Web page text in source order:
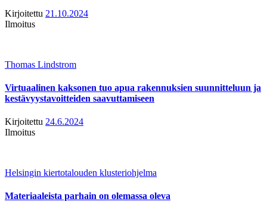
Kirjoitettu 21.10.2024
Ilmoitus
Thomas Lindstrom
Virtuaalinen kaksonen tuo apua rakennuksien suunnitteluun ja
kestävyystavoitteiden saavuttamiseen
Kirjoitettu 24.6.2024
Ilmoitus
Helsingin kiertotalouden klusteriohjelma
Materiaaleista parhain on olemassa oleva